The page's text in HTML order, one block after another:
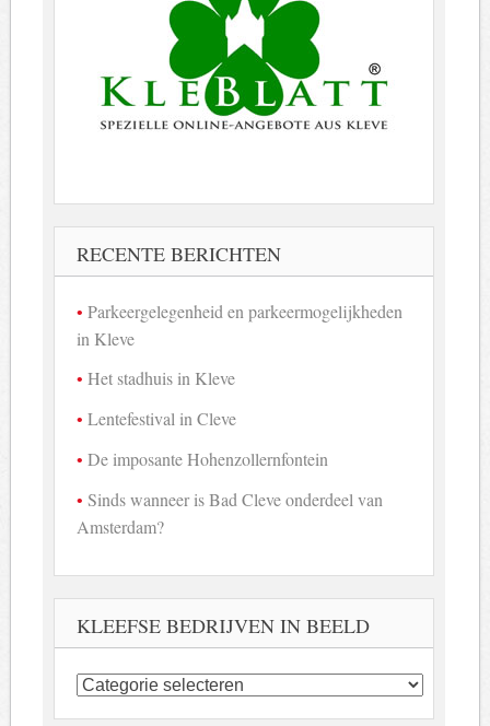
RECENTE BERICHTEN
Parkeergelegenheid en parkeermogelijkheden
in Kleve
Het stadhuis in Kleve
Lentefestival in Cleve
De imposante Hohenzollernfontein
Sinds wanneer is Bad Cleve onderdeel van
Amsterdam?
KLEEFSE BEDRIJVEN IN BEELD
Kleefse
bedrijven